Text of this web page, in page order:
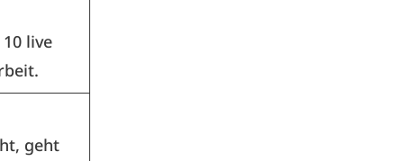
live
geht